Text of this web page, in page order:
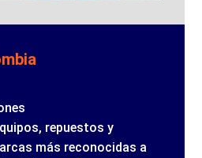
repuestos y
más reconocidas a